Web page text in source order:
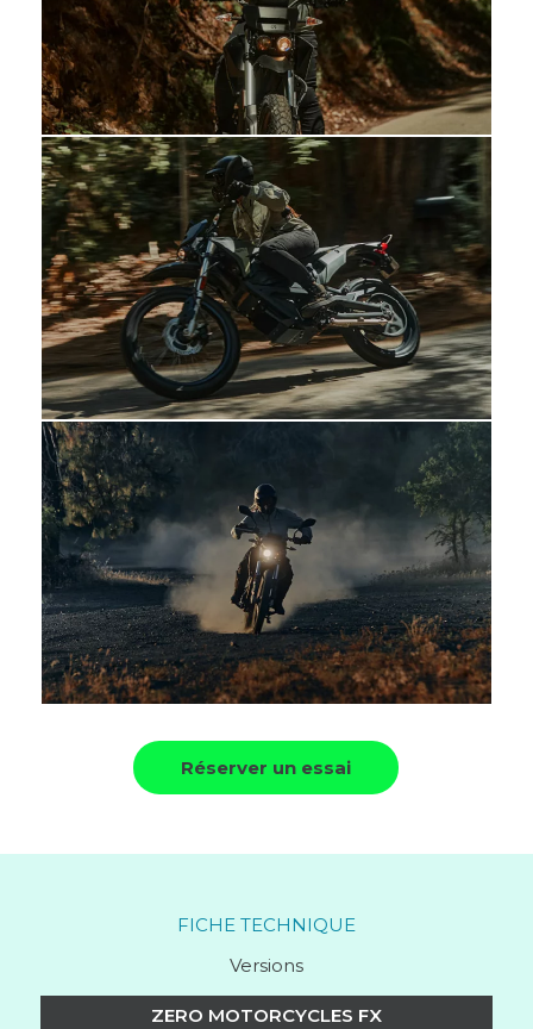
Réserver un essai
FICHE TECHNIQUE
Versions
ZERO MOTORCYCLES FX